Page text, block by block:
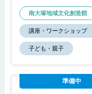
南大塚地域文化創造館
講座・ワークショップ
子ども・親子
準備中